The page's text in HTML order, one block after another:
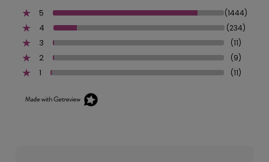
5
(1444)
4 (234)
3 (11)
2 (9)
1 (11)